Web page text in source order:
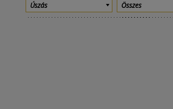
Úszás Összes